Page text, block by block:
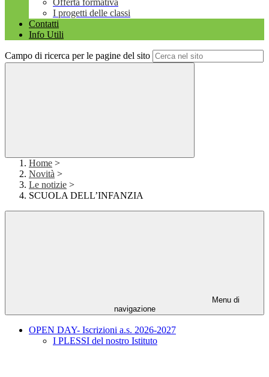
Offerta formativa
I progetti delle classi
Contatti
Info Utili
Campo di ricerca per le pagine del sito
Home >
Novità >
Le notizie >
SCUOLA DELL’INFANZIA
Menu di
navigazione
OPEN DAY- Iscrizioni a.s. 2026-2027
I PLESSI del nostro Istituto